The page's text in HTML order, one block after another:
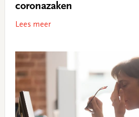
coronazaken
Lees meer